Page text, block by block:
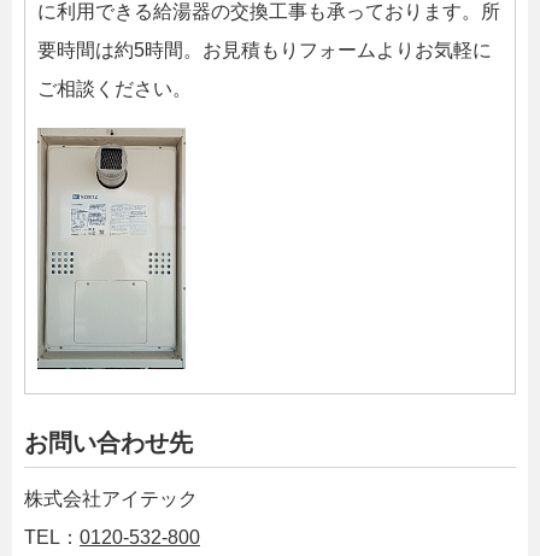
に利用できる給湯器の交換工事も承っております。所
要時間は約5時間。お見積もりフォームよりお気軽に
ご相談ください。
お問い合わせ先
株式会社アイテック
TEL： 0120-532-800